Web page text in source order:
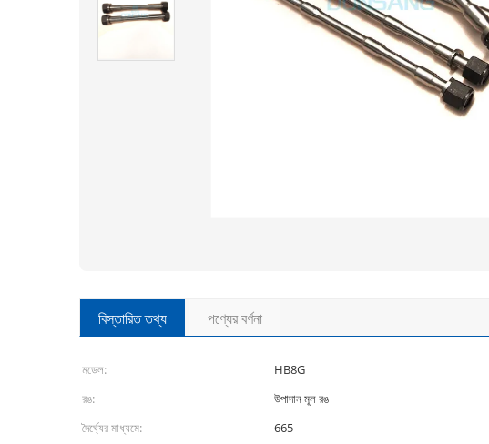
বিস্তারিত তথ্য পণ্যের বর্ণনা
মডেল: HB8G
রঙ:
উপাদান মূল রঙ
দৈর্ঘ্যের মাধ্যমে:
665